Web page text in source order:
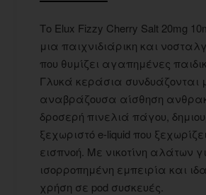
Το Elux Fizzy Cherry Salt 20mg
μια παιχνιδιάρικη και
που θυμίζει αγαπημένες
Γλυκά κεράσια συνδυάζονται
αναβράζουσα αίσθηση
δροσερή πινελιά πάγου,
ξεχωριστό e-liquid που
εισπνοή. Με νικοτίνη αλάτων
ισορροπημένη εμπειρία και
χρήση σε pod συσκευές.